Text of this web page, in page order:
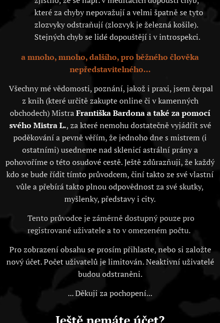
které za chyby nepovažují a velmi špatně se tyto
zlozvyky odstraňují (zlozvyk je železná košile).
Stejných chyb se lidé dopouštějí i v introspekci.
a mnoho, mnoho, dalšího, pro běžného člověka
nepředstavitelného...
Všechny mé vědomosti, poznání, jakož i praxi, jsem čerpal
z knih (které určitě zakupte online či v kamenných
obchodech) MistraFrantiška Bardona a také za pomocí
svého Mistra L., za které nemohu dostatečně vyjádřit své
poděkování a pevně věřím, že jednoho dne s mistrem (i
ostatními) usedneme nad sklenicí astrální prány a
pohovoříme o této osudové cestě. Ještě zdůrazňuji, že každý
kdo se bude řídit tímto průvodcem, činí takto ze své vlastní
vůle a přebírá takto plnou odpovědnost za své skutky,
myšlenky, představy i city.
Tento průvodce je záměrně dostupný pouze pro
registrované uživatele a to v omezeném počtu.
Pro zobrazení obsahu se prosím přihlaste, nebo si založte
nový účet. Počet uživatelů je limitován. Neaktivní uživatelé
budou odstraněni.
... Děkuji za pochopení...